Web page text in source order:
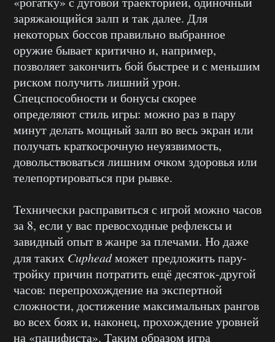
заряжающийся залп и так далее. Для
некоторых боссов правильно выбранное
оружие бывает критично и, например,
позволяет закончить бой быстрее и с меньшим
риском получить лишний урон.
Спецспособности и бонусы скорее
определяют стиль игры: можно раз в пару
минут делать мощный залп во весь экран или
получать краткосрочную неуязвимость,
довольствоваться лишним очком здоровья или
телепортироваться при рывке.
Технически расправиться с игрой можно часов
за 8, если у вас превосходные рефлексы и
завидный опыт в жанре за плечами. Но даже
для таких Cupheadможет предложить пару-
тройку причин потратить ещё десяток-другой
часов: перепрохождение на экспертной
сложности, достижение максимальных рангов
во всех боях и, наконец, прохождение уровней
на «пацифиста». Таким образом игра